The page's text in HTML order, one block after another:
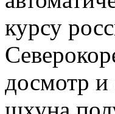
курсу
досмотр и